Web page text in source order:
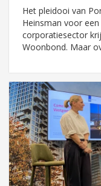
Het pleidooi van
Heinsman voor
corporatiesector
Woonbond. Maar